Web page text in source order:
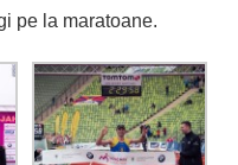
pe la maratoane.